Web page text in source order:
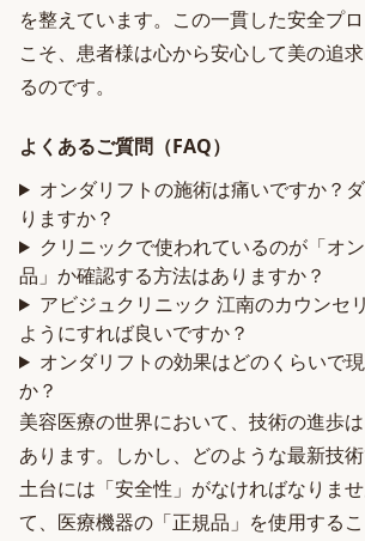
を整えています。この一貫した安全プ
こそ、患者様は心から安心して美の追
るのです。
よくあるご質問（FAQ）
オンダリフトの施術は痛いですか？
りますか？
クリニックで使われているのが「オ
品」か確認する方法はありますか？
アビジュクリニック 江南のカウンセ
ようにすれば良いですか？
オンダリフトの効果はどのくらいで
か？
美容医療の世界において、技術の進歩
あります。しかし、どのような最新技
土台には「安全性」がなければなりま
て、医療機器の「正規品」を使用する